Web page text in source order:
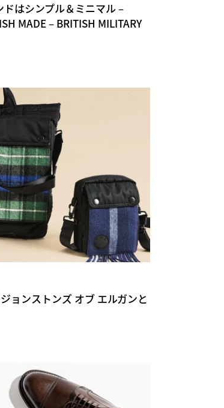
ドはシンプル＆ミニマル –
MADE – BRITISH MILITARY
ョンストンズ オブ エルガンと